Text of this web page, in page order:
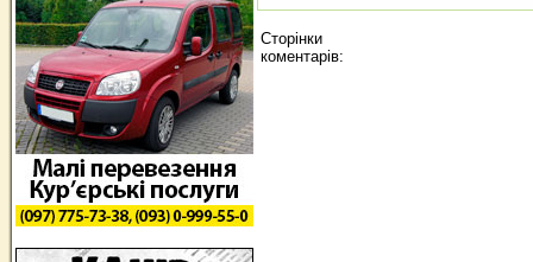
Сторінки
коментарів: